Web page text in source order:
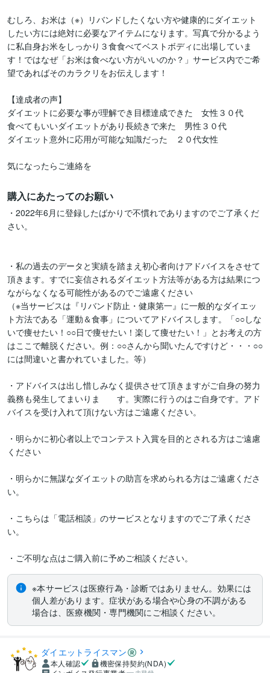
むしろ、お米は（※）リバンドしたくない方や健康的にダイエット
したい方には絶対に必要なアイテムになります。写真で分かるよう
に私自身お米をしっかり３食食べてベストボディに出場していま
す！ではなぜ「お米は食べない方がいいのか？」サービス内でご希
望であればそのカラクリをお伝えします！
【達成者の声】
ダイエットに必要な事が理解でき目標達成できた　女性３０代
食べてもいいダイエットがあり長続きで来た　男性３０代
ダイエット意外に応用が可能な知識だった　２０代女性
気になったらご連絡を
購入にあたってのお願い
・2022年6月に登録したばかりで不慣れでありますのでご了承くだ
さい。
・私の過去のデータと実績を踏まえ初心者向けアドバイスをさせて
頂きます。すでに妄信されるダイエット方法等がある方は結果につ
ながらなくなる可能性があるのでご遠慮ください
（※当サービスは『リバンド防止・健康第一』に一般的なダイエッ
ト方法である「運動＆食事」についてアドバイスします。「○○しな
いで痩せたい！○○日で痩せたい！楽して痩せたい！」とお考えの方
はここで離脱ください。例：○○さんから聞いたんですけど・・・○○
には間違いと書かれていました。等）
・アドバイスは出し惜しみなく提供させて頂きますがご自身の努力
義務も発生してまいりま　　す。実際に行うのはご自身です。アド
バイスを受け入れて頂けない方はご遠慮ください。
・明らかに初心者以上でコンテスト入賞を目的とされる方はご遠慮
ください
・明らかに無謀なダイエットの助言を求められる方はご遠慮くださ
い。
・こちらは「電話相談」のサービスとなりますのでご了承くださ
い。
・ご不明な点はご購入前に予めご相談ください。
※本サービスは医療行為・診断ではありません。効果には
個人差があります。症状がある場合や心身の不調がある
場合は、医療機関・専門機関にご相談ください。
ダイエットライスマン
本人確認
機密保持契約(NDA)